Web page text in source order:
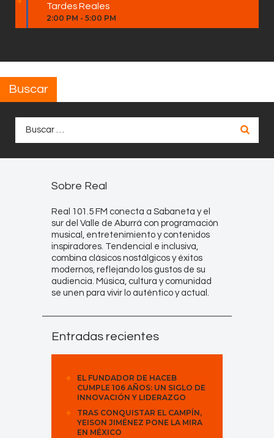
Tardes Reales
2:00 PM - 5:00 PM
Buscar
Sobre Real
Real 101.5 FM conecta a Sabaneta y el
sur del Valle de Aburrá con programación
musical, entretenimiento y contenidos
inspiradores. Tendencial e inclusiva,
combina clásicos nostálgicos y éxitos
modernos, reflejando los gustos de su
audiencia. Música, cultura y comunidad
se unen para vivir lo auténtico y actual.
Entradas recientes
EL FUNDADOR DE HACEB
CUMPLE 106 AÑOS: UN SIGLO DE
INNOVACIÓN Y LIDERAZGO
TRAS CONQUISTAR EL CAMPÍN,
YEISON JIMÉNEZ PONE LA MIRA
EN MÉXICO